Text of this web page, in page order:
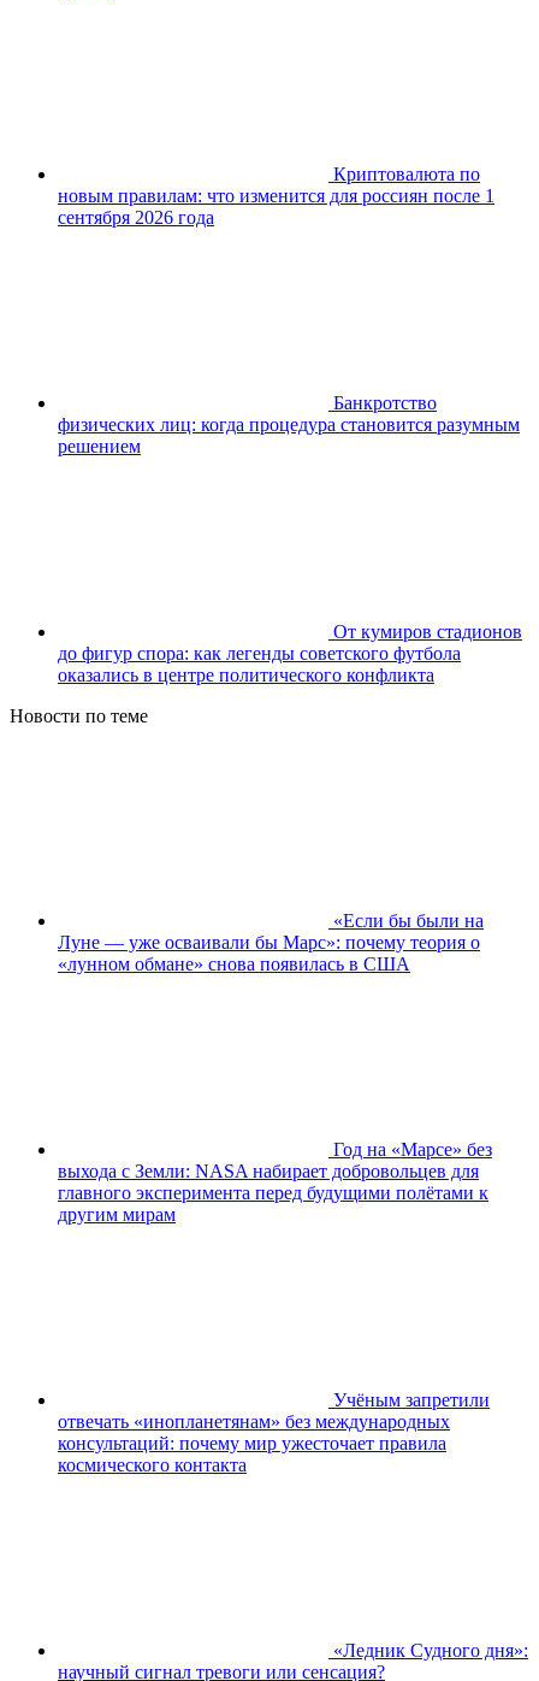
Криптовалюта по
новым правилам: что изменится для россиян после 1
сентября 2026 года
Банкротство
физических лиц: когда процедура становится разумным
решением
От кумиров стадионов
до фигур спора: как легенды советского футбола
оказались в центре политического конфликта
Новости по теме
«Если бы были на
Луне — уже осваивали бы Марс»: почему теория о
«лунном обмане» снова появилась в США
Год на «Марсе» без
выхода с Земли: NASA набирает добровольцев для
главного эксперимента перед будущими полётами к
другим мирам
Учёным запретили
отвечать «инопланетянам» без международных
консультаций: почему мир ужесточает правила
космического контакта
«Ледник Судного дня»:
научный сигнал тревоги или сенсация?